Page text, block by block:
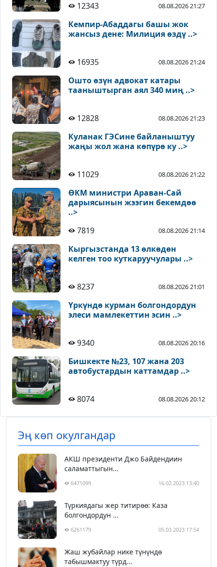
12343
08.08.2026 21:27
Кемпир-Абаддагы башы жок
жансыз дене: Милиция өздү ..>
16935 08.08.2026 21:24
Ошто өзүн адвокат катары
тааныштырган аял 340 миң ..>
12828 08.08.2026 21:23
Куланак ГЭСине байланыштуу
жаңы жол жана көпүрө ку ..>
11029 08.08.2026 21:22
ӨКМ министри Араван-Сай
дарыясынын жээгин бекемдөө
..>
7819
08.08.2026 21:14
Кыргызстанда 13 өлкөдөн
келген тоо куткаруучулары ..>
8237 08.08.2026 21:01
Үркүндө курман болгондордун
элеси мамлекеттин эсин ..>
9340 08.08.2026 20:16
Бишкекте №23, 107 жана 203
автобустардын каттамдар ..>
8074 08.08.2026 20:12
Эң көп окулгандар
АКШ президенти Джо Байдендиин
саламаттыгын...
6471099 16.02.2023 13:40
Түркиядагы жер титирөө: Каза
болгондордун ...
6261179 05.03.2023 17:54
Жаш жубайлар нике түнүндө
табышмактуу түрд...